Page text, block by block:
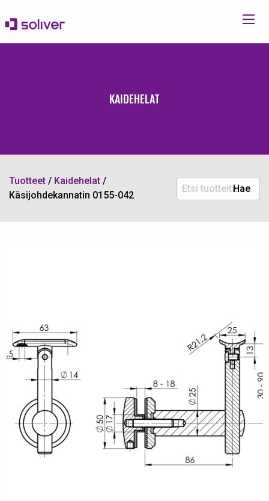
KAIDEHELAT
Tuotteet / Kaidehelat /
Käsijohdekannatin 0155-042
Etsi
tuotteita:
Hae